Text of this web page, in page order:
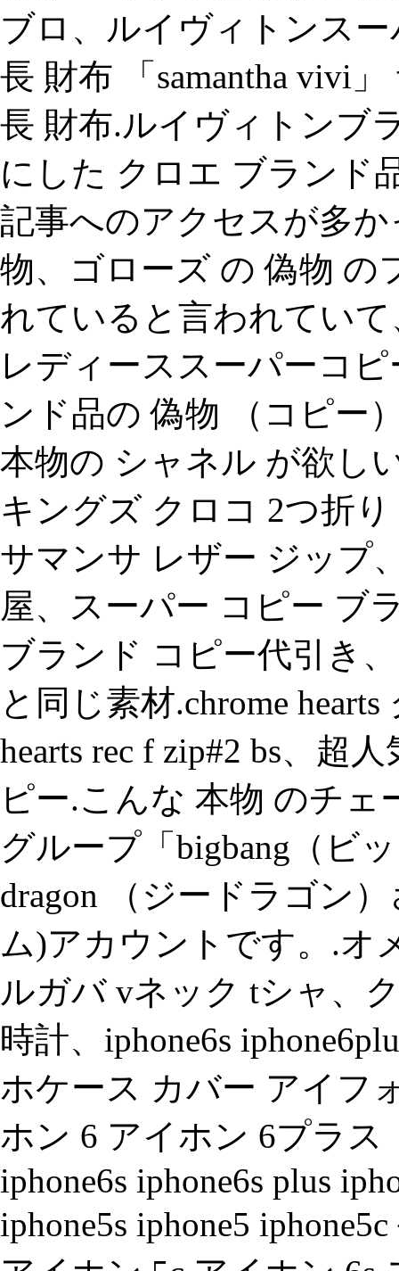
ブロ、ルイヴィトンス
長 財布 「samantha vivi
長 財布.ルイヴィトンブ
にした クロエ ブランド
記事へのアクセスが多
物、ゴローズ の 偽物 の
れていると言われてい
レディーススーパーコ
ンド品の 偽物 （コピー
本物の シャネル が欲し
キングズ クロコ 2つ折
サマンサ レザー ジップ
屋、スーパー コピー ブ
ブランド コピー代引き
と同じ素材.chrome
hearts rec f zip#2 bs、超
ピー.こんな 本物 のチ
グループ「bigbang（ビ
dragon （ジードラゴン
ム)アカウントです。.オ
ルガバ vネック tシャ、
時計、iphone6s
ホケース カバー アイフ
ホン 6 アイホン 6プラ
iphone6s iphone6s plus
iphone5s iphone5